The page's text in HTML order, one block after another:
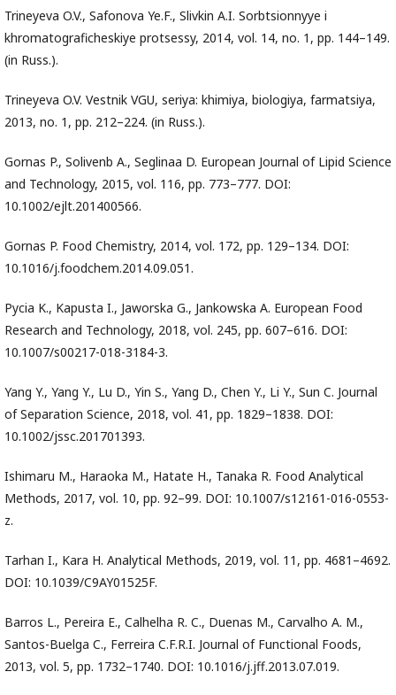
Trineyeva O.V., Safonova Ye.F., Slivkin A.I. Sorbtsionnyye i
khromatograficheskiye protsessy, 2014, vol. 14, no. 1, pp. 144–149.
(in Russ.).
Trineyeva O.V. Vestnik VGU, seriya: khimiya, biologiya, farmatsiya,
2013, no. 1, pp. 212–224. (in Russ.).
Gornas P., Solivenb A., Seglinaa D. European Journal of Lipid Science
and Technology, 2015, vol. 116, pp. 773–777. DOI:
10.1002/ejlt.201400566.
Gornas P. Food Chemistry, 2014, vol. 172, pp. 129–134. DOI:
10.1016/j.foodchem.2014.09.051.
Pycia K., Kapusta I., Jaworska G., Jankowska A. European Food
Research and Technology, 2018, vol. 245, pp. 607–616. DOI:
10.1007/s00217-018-3184-3.
Yang Y., Yang Y., Lu D., Yin S., Yang D., Chen Y., Li Y., Sun C. Journal
of Separation Science, 2018, vol. 41, pp. 1829–1838. DOI:
10.1002/jssc.201701393.
Ishimaru M., Haraoka M., Hatate H., Tanaka R. Food Analytical
Methods, 2017, vol. 10, pp. 92–99. DOI: 10.1007/s12161-016-0553-
z.
Tarhan I., Kara H. Analytical Methods, 2019, vol. 11, pp. 4681–4692.
DOI: 10.1039/C9AY01525F.
Barros L., Pereira E., Calhelha R. C., Duenas M., Carvalho A. M.,
Santos-Buelga C., Ferreira C.F.R.I. Journal of Functional Foods,
2013, vol. 5, pp. 1732–1740. DOI: 10.1016/j.jff.2013.07.019.